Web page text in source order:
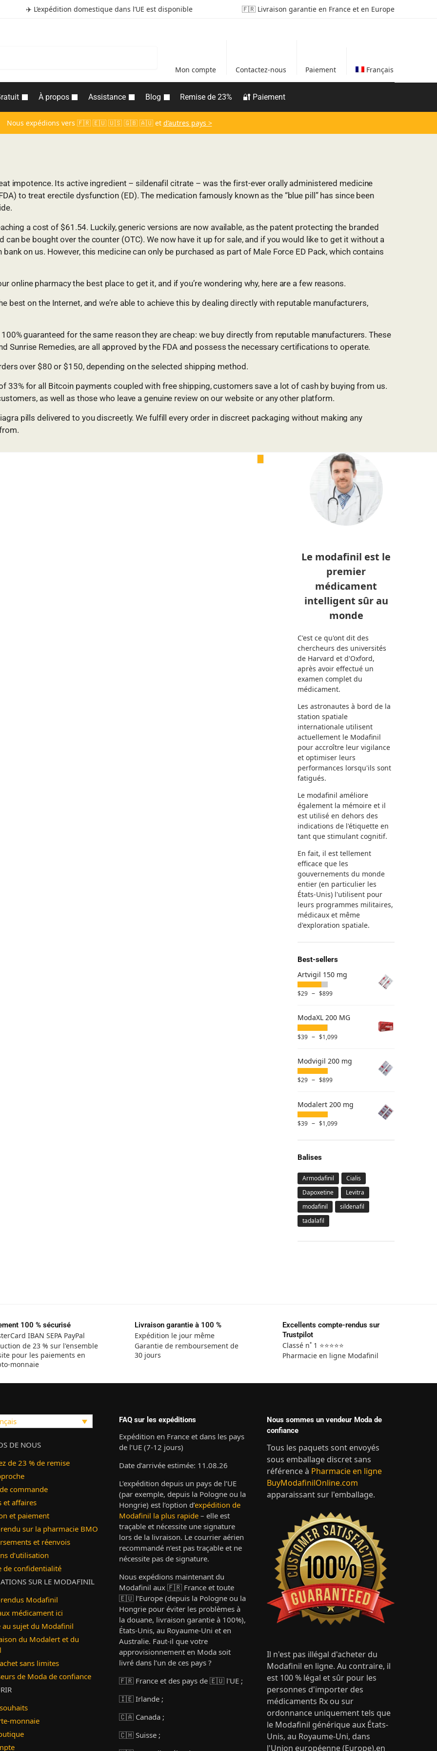
✈️ L’expédition domestique dans l’UE est disponible 🇫🇷 Livraison garantie en France et en Europe
Mon compte Contactez-nous Paiement Français
À propos Assistance Blog Remise de 23% 🔐 Paiement
Nous expédions vers 🇫🇷 🇪🇺 🇺🇸 🇬🇧 🇦🇺 et d’autres pays >
impotence. Its active ingredient – sildenafil citrate – was the first-ever orally administered medicine
to treat erectile dysfunction (ED). The medication famously known as the “blue pill” has since been
a cost of $61.54. Luckily, generic versions are now available, as the patent protecting the branded
can be bought over the counter (OTC). We now have it up for sale, and if you would like to get it without a
on us. However, this medicine can only be purchased as part of Male Force ED Pack, which contains
online pharmacy the best place to get it, and if you’re wondering why, here are a few reasons.
best on the Internet, and we’re able to achieve this by dealing directly with reputable manufacturers,
guaranteed for the same reason they are cheap: we buy directly from reputable manufacturers. These
Sunrise Remedies, are all approved by the FDA and possess the necessary certifications to operate.
over $80 or $150, depending on the selected shipping method.
33% for all Bitcoin payments coupled with free shipping, customers save a lot of cash by buying from us.
as well as those who leave a genuine review on our website or any other platform.
pills delivered to you discreetly. We fulfill every order in discreet packaging without making any
Le modafinil est le
premier
médicament
intelligent sûr au
monde
C'est ce qu'ont dit des
chercheurs des universités
de Harvard et d'Oxford,
après avoir effectué un
examen complet du
médicament.
Les astronautes à bord de la
station spatiale
internationale utilisent
actuellement le Modafinil
pour accroître leur vigilance
et optimiser leurs
performances lorsqu'ils sont
fatigués.
Le modafinil améliore
également la mémoire et il
est utilisé en dehors des
indications de l'étiquette en
tant que stimulant cognitif.
En fait, il est tellement
efficace que les
gouvernements du monde
entier (en particulier les
États-Unis) l'utilisent pour
leurs programmes militaires,
médicaux et même
d'exploration spatiale.
Best-sellers
Artvigil 150 mg
$29 – $899
ModaXL 200 MG
$39 – $1,099
Modvigil 200 mg
$29 – $899
Modalert 200 mg
$39 – $1,099
Balises
Armodafinil
Cialis
Dapoxetine
Levitra
modafinil
sildenafil
tadalafil
100 % sécurisé
IBAN SEPA PayPal
de 23 % sur l'ensemble
pour les paiements en
monnaie
Livraison garantie à 100 %
Expédition le jour même
Garantie de remboursement de
30 jours
Excellents compte-rendus sur
Trustpilot
Classé n˚ 1 ⭐⭐⭐⭐⭐
Pharmacie en ligne Modafinil
DE NOUS
de 23 % de remise
commande
et affaires
et paiement
sur la pharmacie BMO
et réenvois
d’utilisation
de confidentialité
SUR LE MODAFINIL
Modafinil
médicament ici
au sujet du Modafinil
du Modalert et du
sans limites
de Moda de confiance
monnaie
FAQ sur les expéditions
Expédition en France et dans les pays
de l’UE (7-12 jours)
Date d’arrivée estimée: 11.08.26
L’expédition depuis un pays de l’UE
(par exemple, depuis la Pologne ou la
Hongrie) est l’option d’expédition de
Modafinil la plus rapide – elle est
traçable et nécessite une signature
lors de la livraison. Le courrier aérien
recommandé n’est pas traçable et ne
nécessite pas de signature.
Nous expédions maintenant du
Modafinil aux 🇫🇷 France et toute
🇪🇺 l’Europe (depuis la Pologne ou la
Hongrie pour éviter les problèmes à
la douane, livraison garantie à 100%),
États-Unis, au Royaume-Uni et en
Australie. Faut-il que votre
approvisionnement en Moda soit
livré dans l’un de ces pays ?
🇫🇷 France et des pays de 🇪🇺 l'UE ;
🇮🇪 Irlande ;
🇨🇦 Canada ;
🇨🇭 Suisse ;
Nous sommes un vendeur Moda de
confiance
Tous les paquets sont envoyés
sous emballage discret sans
référence à Pharmacie en ligne
BuyModafinilOnline.com
apparaissant sur l'emballage.
Il n'est pas illégal d'acheter du
Modafinil en ligne. Au contraire, il
est 100 % légal et sûr pour les
personnes d'importer des
médicaments Rx ou sur
ordonnance uniquement tels que
le Modafinil générique aux États-
Unis, au Royaume-Uni, dans
l'Union européenne (Europe),en